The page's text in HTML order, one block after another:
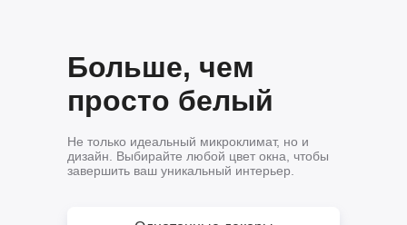
Больше, чем
просто белый
Не только идеальный микроклимат, но и
дизайн. Выбирайте любой цвет окна, чтобы
завершить ваш уникальный интерьер.